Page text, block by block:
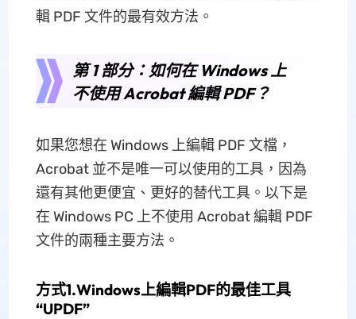
輯 PDF 文件的最有效方法。
第 1 部分：如何在 Windows 上
不使用 Acrobat 編輯 PDF？
如果您想在 Windows 上編輯 PDF 文檔，
Acrobat 並不是唯一可以使用的工具，因為
還有其他更便宜、更好的替代工具。以下是
在 Windows PC 上不使用 Acrobat 編輯 PDF
文件的兩種主要方法。
方式1.Windows上編輯PDF的最佳工具
“UPDF”